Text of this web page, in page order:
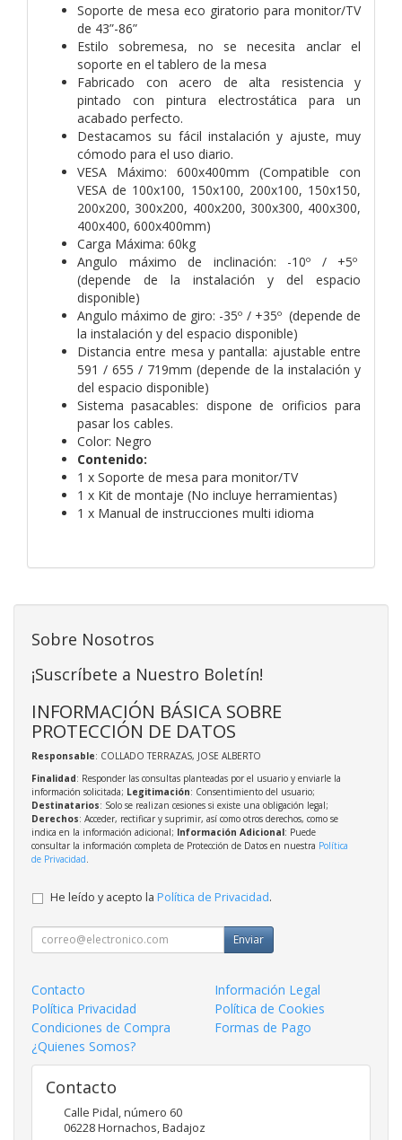
Soporte de mesa eco giratorio para monitor/TV
de 43”-86”
Estilo sobremesa, no se necesita anclar el
soporte en el tablero de la mesa
Fabricado con acero de alta resistencia y
pintado con pintura electrostática para un
acabado perfecto.
Destacamos su fácil instalación y ajuste, muy
cómodo para el uso diario.
VESA Máximo: 600x400mm (Compatible con
VESA de 100x100, 150x100, 200x100, 150x150,
200x200, 300x200, 400x200, 300x300, 400x300,
400x400, 600x400mm)
Carga Máxima: 60kg
Angulo máximo de inclinación: -10º / +5º
(depende de la instalación y del espacio
disponible)
Angulo máximo de giro: -35º / +35º (depende de
la instalación y del espacio disponible)
Distancia entre mesa y pantalla: ajustable entre
591 / 655 / 719mm (depende de la instalación y
del espacio disponible)
Sistema pasacables: dispone de orificios para
pasar los cables.
Color: Negro
Contenido:
1 x Soporte de mesa para monitor/TV
1 x Kit de montaje (No incluye herramientas)
1 x Manual de instrucciones multi idioma
Sobre Nosotros
¡Suscríbete a Nuestro Boletín!
INFORMACIÓN BÁSICA SOBRE
PROTECCIÓN DE DATOS
Responsable: COLLADO TERRAZAS, JOSE ALBERTO
Finalidad: Responder las consultas planteadas por el usuario y enviarle la
información solicitada; Legitimación: Consentimiento del usuario;
Destinatarios: Solo se realizan cesiones si existe una obligación legal;
Derechos: Acceder, rectificar y suprimir, así como otros derechos, como se
indica en la información adicional; Información Adicional: Puede
consultar la información completa de Protección de Datos en nuestra Política
de Privacidad
He leído y acepto la Política de Privacidad.
Enviar
Contacto
Información Legal
Política Privacidad
Política de Cookies
Condiciones de Compra
Formas de Pago
¿Quienes Somos?
Contacto
Calle Pidal, número 60
06228Hornachos,Badajoz